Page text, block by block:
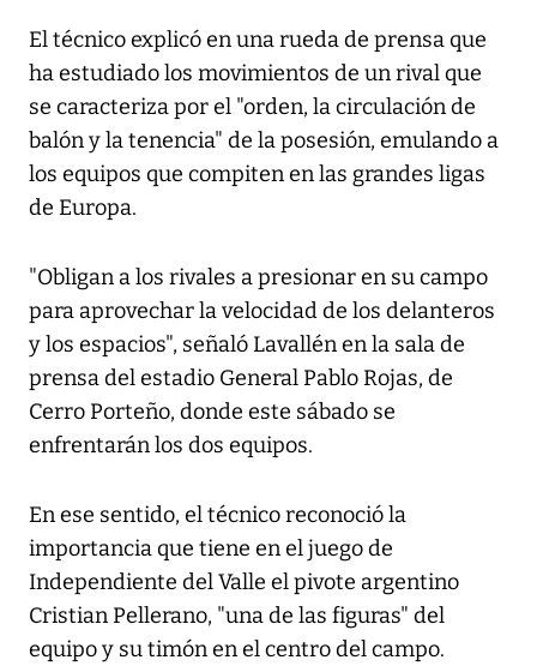
El técnico explicó en una rueda de prensa que
ha estudiado los movimientos de un rival que
se caracteriza por el "orden, la circulación de
balón y la tenencia" de la posesión, emulando a
los equipos que compiten en las grandes ligas
de Europa.
"Obligan a los rivales a presionar en su campo
para aprovechar la velocidad de los delanteros
y los espacios", señaló Lavallén en la sala de
prensa del estadio General Pablo Rojas, de
Cerro Porteño, donde este sábado se
enfrentarán los dos equipos.
En ese sentido, el técnico reconoció la
importancia que tiene en el juego de
Independiente del Valle el pivote argentino
Cristian Pellerano, "una de las figuras" del
equipo y su timón en el centro del campo.